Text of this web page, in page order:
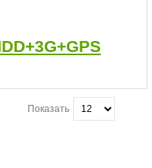
Показать